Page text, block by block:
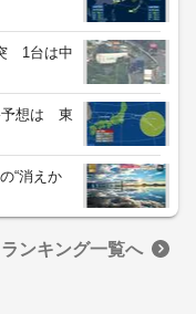
1台は中
予想は 東
“消えか
ランキング一覧へ